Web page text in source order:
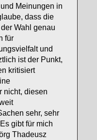
Meinungen in
dass die
Wahl genau
für
und
ist der Punkt,
kritisiert
nicht, diesen
sehr, sehr
gibt für mich
Thadeusz